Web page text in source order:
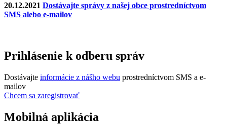
20.12.2021 Dostávajte správy z našej obce prostredníctvom
SMS alebo e-mailov
Prihlásenie k odberu správ
Dostávajte informácie z nášho webu prostredníctvom SMS a e-
mailov
Chcem sa zaregistrovať
Mobilná aplikácia